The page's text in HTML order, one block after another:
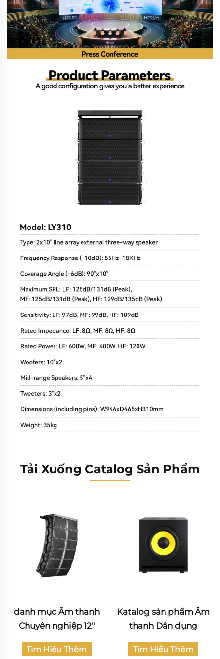
Tải Xuống Catalog Sản Phẩm
danh mục Âm thanh
Chuyên nghiệp 12"
Tìm Hiểu Thêm
Katalog sản phẩm Âm
thanh Dân dụng
Tìm Hiểu Thêm